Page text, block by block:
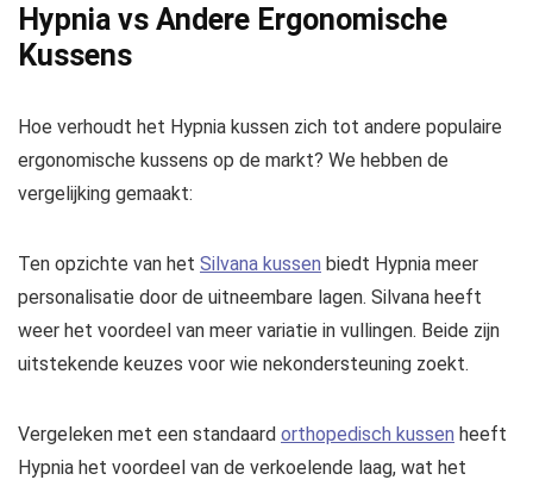
Hypnia vs Andere Ergonomische
Kussens
Hoe verhoudt het Hypnia kussen zich tot andere populaire
ergonomische kussens op de markt? We hebben de
vergelijking gemaakt:
Ten opzichte van het Silvana kussen biedt Hypnia meer
personalisatie door de uitneembare lagen. Silvana heeft
weer het voordeel van meer variatie in vullingen. Beide zijn
uitstekende keuzes voor wie nekondersteuning zoekt.
Vergeleken met een standaard orthopedisch kussen heeft
Hypnia het voordeel van de verkoelende laag, wat het